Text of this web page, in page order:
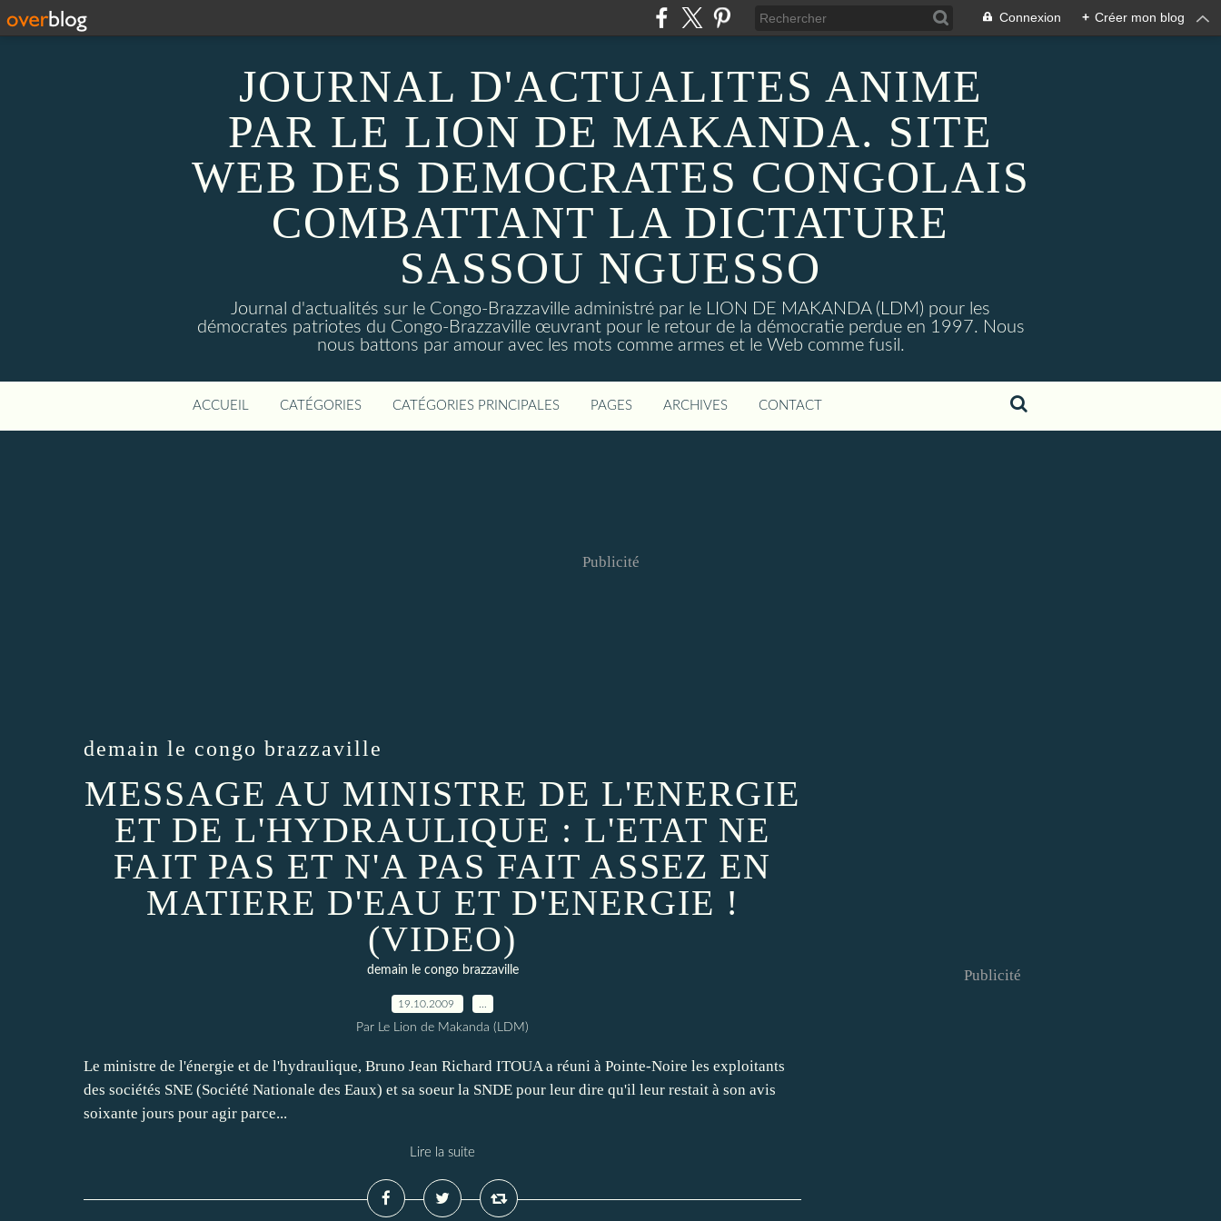
Connexion + Créer mon blog
JOURNAL D'ACTUALITES ANIME
PAR LE LION DE MAKANDA. SITE
WEB DES DEMOCRATES CONGOLAIS
COMBATTANT LA DICTATURE
SASSOU NGUESSO
Journal d'actualités sur le Congo-Brazzaville administré par le LION DE MAKANDA (LDM) pour les
démocrates patriotes du Congo-Brazzaville œuvrant pour le retour de la démocratie perdue en 1997. Nous
nous battons par amour avec les mots comme armes et le Web comme fusil.
ACCUEIL CATÉGORIES CATÉGORIES PRINCIPALES PAGES ARCHIVES CONTACT
Publicité
demain le congo brazzaville
MESSAGE AU MINISTRE DE L'ENERGIE
ET DE L'HYDRAULIQUE : L'ETAT NE
FAIT PAS ET N'A PAS FAIT ASSEZ EN
MATIERE D'EAU ET D'ENERGIE !
(VIDEO)
demain le congo brazzaville
19.10.2009
Par Le Lion de Makanda (LDM)
Le ministre de l'énergie et de l'hydraulique, Bruno Jean Richard ITOUA a réuni à Pointe-Noire les exploitants
des sociétés SNE (Société Nationale des Eaux) et sa soeur la SNDE pour leur dire qu'il leur restait à son avis
soixante jours pour agir parce...
Lire la suite
Publicité